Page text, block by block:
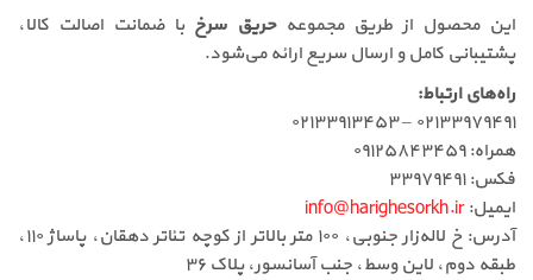
این محصول از طریق مجموعهحریق سرخ با ضمانت اصالت کالا،
پشتیبانی کامل و ارسال سریع ارائه می‌شود.
راه‌های ارتباط:
۰۲۱۳۳۹۷۹۴۹۱ – ۰۲۱۳۳۹۱۳۴۵۳
همراه: ۰۹۱۲۵۸۴۳۴۵۹
فکس: ۳۳۹۷۹۴۹۱
ایمیل:info@harighesorkh.ir
آدرس: خ لاله‌زار جنوبی، ۱۰۰ متر بالاتر از کوچه تئاتر دهقان، پاساژ ۱۱۰،
طبقه دوم، لاین وسط، جنب آسانسور، پلاک ۳۶